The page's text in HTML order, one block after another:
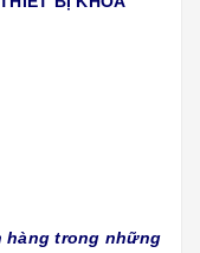
hàng trong những